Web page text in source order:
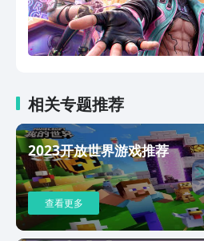
相关专题推荐
2023开放世界游戏推荐
查看更多